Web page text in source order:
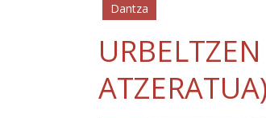
Dantza
ATZERATUA)